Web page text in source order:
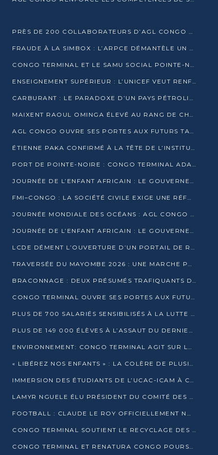
PRÈS DE 200 COLLABORATEURS D’AGL CONGO EN FORMATION JUSQU’EN JUILLET
FRAUDE À LA SIMBOX : L’ARPCE DÉMANTÈLE UN RÉSEAU UTILISANT DES CARTES SIM OUGANDAISES
CONGO TERMINAL ET LE SAMU SOCIAL POINTE-NOIRE RENOUVELLENT LEUR PARTENARIAT EN FAVEUR DES JEUNES VULNÉRABLES
ENSEIGNEMENT SUPÉRIEUR : L’UNICEF VEUT RENFORCER LA RECHERCHE SUR LES QUESTIONS DE L’ENFANCE
CARBURANT : LE PARADOXE D’UN PAYS PÉTROLIER CONFRONTÉ À DES PÉNURIES RÉCURRENTES
MAIXENT RAOUL OMINGA ÉLEVÉ AU RANG DE CHEVALIER DE L’ORDRE DE L’AMITIÉ ENTRE LA RUSSIE ET LE CONGO
AGL CONGO OUVRE SES PORTES AUX FUTURS TALENTS DE LA LOGISTIQUE
ÉTIENNE PAKA CONFIRMÉ À LA TÊTE DE L’INSTITUT GÉOGRAPHIQUE NATIONAL
PORT DE POINTE-NOIRE : CONGO TERMINAL ADAPTE SON DRAGAGE AUX SABLES BITUMINEUX
JOURNÉE DE L’ENFANT AFRICAIN : LE GOUVERNEMENT RÉAFFIRME SON ENGAGEMENT POUR L’ACCÈS À L’EAU ET À L’ASSAINISSEMENT
FMI–CONGO : LA SOCIÉTÉ CIVILE EXIGE UNE RÉFORME DE LA FISCALITÉ PÉTROLIÈRE
JOURNÉE MONDIALE DES OCÉANS : AGL CONGO MOBILISE SES COLLABORATEURS POUR LA PRÉSERVATION DE LA BIODIVERSITÉ MARINE
JOURNÉE DE L’ENFANT AFRICAIN : LE GOUVERNEMENT MOBILISÉ POUR L’HYGIÈNE DANS LES ORPHELINATS
LCDE DÉMENT L’OUVERTURE D’UN PORTAIL DE RECRUTEMENT ET APPELLE À LA VIGILANCE
TRAVERSÉE DU MAYOMBE 2026 : UNE MARCHE POUR SENSIBILISER ET DÉPISTER AU DIABÈTE
BRACONNAGE : DEUX PRÉSUMÉS TRAFIQUANTS D’HIPPOPOTAME ÉCROUÉS À BRAZZAVILLE
CONGO TERMINAL OUVRE SES PORTES AUX FUTURS INGÉNIEURS DE L’UCAC-ICAM
PLUS DE 700 SALARIÉS SENSIBILISÉS À LA LUTTE CONTRE LA TUBERCULOSE À CONGO TERMINAL
PLUS DE 149 000 ÉLÈVES À L’ASSAUT DU DERNIER CEPE
ENVIRONNEMENT: CONGO TERMINAL AGIT SUR LE TERRAIN ET FORME LES PLUS JEUNES
« LIBÉREZ NOS ENFANTS » : LA COLÈRE DE PLUSIEURS MÈRES À BRAZZAVILLE CONTRE LA DGSP
IMMERSION DES ÉTUDIANTS DE L’UCAC-ICAM À CONGO TERMINAL
LAMYR NGUELE ÉLU PRÉSIDENT DU COMITÉ DES MEMBRES D’HONNEUR DU PCT
FOOTBALL : CLAUDE LE ROY OFFICIELLEMENT NOMMÉ SÉLECTIONNEUR DU CONGO
CONGO TERMINAL SOUTIENT LE RECYCLAGE DES DÉCHETS PLASTIQUES À POINTE-NOIRE
CONGO TERMINAL ET RENATURA CONGO POURSUIVENT LEUR COMBAT POUR LA BIODIVERSITÉ